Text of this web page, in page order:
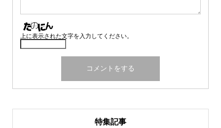
上に表示された文字を入力してください。
特集記事